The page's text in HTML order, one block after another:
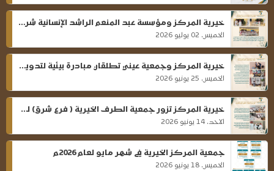
خيرية المركز ومؤسسة عبد المنعم الراشد الإنسانية شراكة نحو أثر مستدام
الخميس، 02 يوليو 2026
خيرية المركز وجمعية عيني تطلقان مبادرة بيئية لتدوير الكتب المدرسية
الخميس، 25 يونيو 2026
خيرية المركز تزور جمعية الطرف الخيرية ( فرع شرق) لتعزيز التعاون وتبادل الخبرات
الاحد، 14 يونيو 2026
جمعية المركز الخيرية في شهر مايو لعام 2026م
الخميس، 18 يونيو 2026